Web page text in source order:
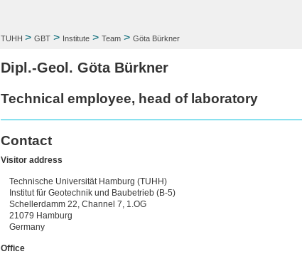
TUHH > GBT> Institute> Team> Göta Bürkner
Dipl.-Geol. Göta Bürkner
Technical employee, head of laboratory
Contact
Visitor address
Technische Universität Hamburg (TUHH)
Institut für Geotechnik und Baubetrieb (B-5)
Schellerdamm 22, Channel 7, 1.OG
21079 Hamburg
Germany
Office